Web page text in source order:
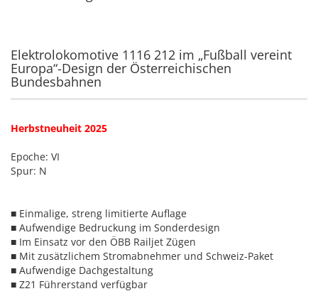
Elektrolokomotive 1116 212 im „Fußball vereint
Europa“-Design der Österreichischen
Bundesbahnen
Herbstneuheit 2025
Epoche: VI
Spur: N
■ Einmalige, streng limitierte Auflage
■ Aufwendige Bedruckung im Sonderdesign
■ Im Einsatz vor den ÖBB Railjet Zügen
■ Mit zusätzlichem Stromabnehmer und Schweiz-Paket
■ Aufwendige Dachgestaltung
■ Z21 Führerstand verfügbar